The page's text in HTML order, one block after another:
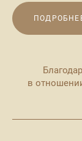
в